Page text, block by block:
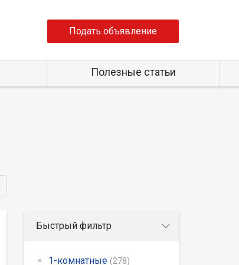
Подать объявление
Полезные статьи
Быстрый фильтр
1-комнатные (278)